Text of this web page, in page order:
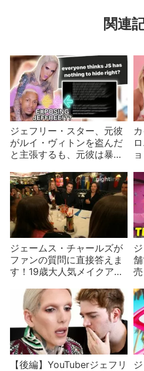
関連
ジェフリー・スター、元彼
がルイ・ヴィトンを盗んだ
と主張するも、元彼は暴露
ジェームス・チャールズが
ファンの質問に直接答えま
す！19歳大人気メイクアッ
これまでの苦労は？
【後編】YouTuberジェフリ